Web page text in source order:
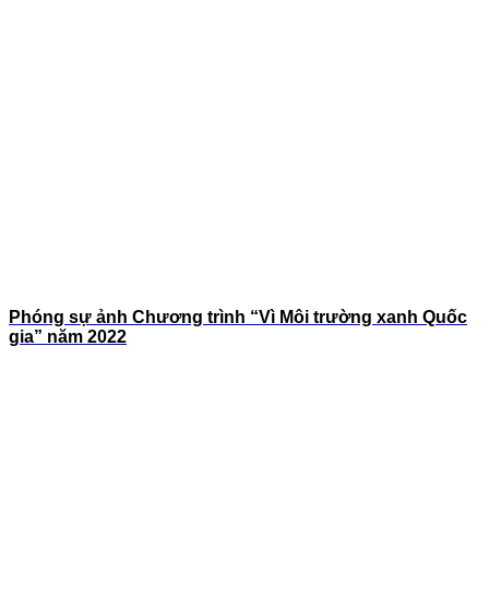
Phóng sự ảnh Chương trình “Vì Môi trường xanh Quốc
gia” năm 2022